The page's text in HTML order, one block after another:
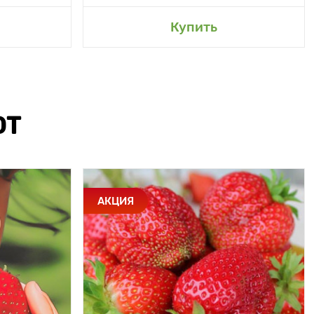
Купить
АКЦИЯ